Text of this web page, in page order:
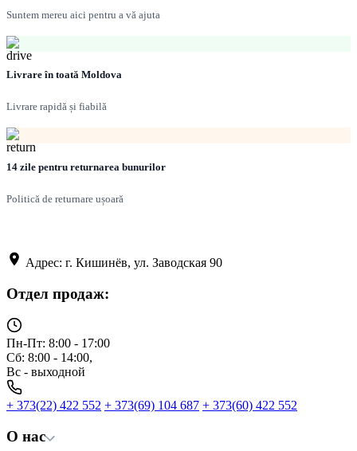
Suntem mereu aici pentru a vă ajuta
Livrare în toată Moldova
Livrare rapidă și fiabilă
14 zile pentru returnarea bunurilor
Politică de returnare ușoară
Адрес: г. Кишинёв, ул. Заводская 90
Отдел продаж:
Пн-Пт: 8:00 - 17:00
Сб: 8:00 - 14:00,
Вс - выходной
+ 373(22) 422 552 + 373(69) 104 687 + 373(60) 422 552
О нас